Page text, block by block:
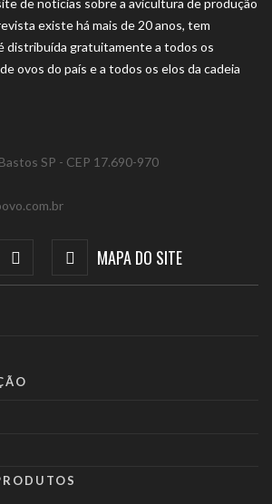
existe há mais de 20 anos, tem
distribuída gratuitamente a todos os
ovos do país e a todos os elos da cadeia
SP - CEP 17.690-970
MAPA DO SITE